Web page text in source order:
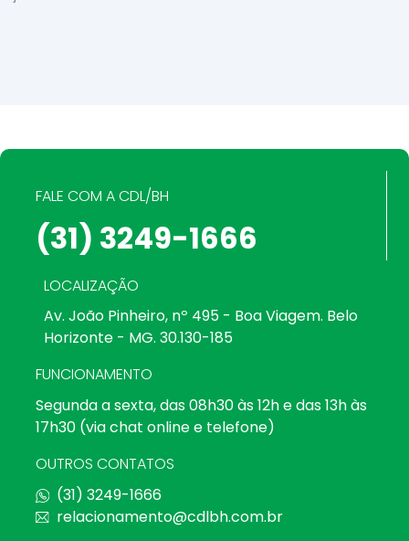
FALE COM A CDL/BH
(31) 3249-1666
LOCALIZAÇÃO
Av. João Pinheiro, nº 495 - Boa Viagem. Belo
Horizonte - MG. 30.130-185
FUNCIONAMENTO
Segunda a sexta, das 08h30 às 12h e das 13h às
17h30 (via chat online e telefone)
OUTROS CONTATOS
(31) 3249-1666
relacionamento@cdlbh.com.br